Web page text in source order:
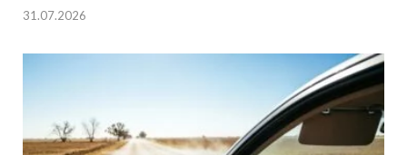
31.07.2026